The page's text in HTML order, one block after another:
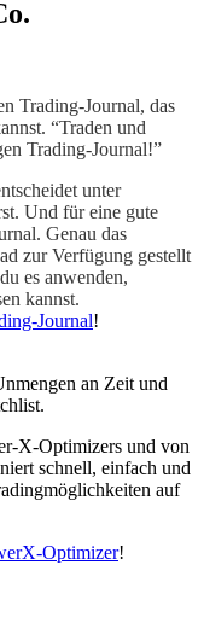
Trading-Journal, das
“Traden und
Trading-Journal!”
unter
Und für eine gute
Genau das
zur Verfügung gestellt
es anwenden,
kannst.
Journal!
an Zeit und
X-Optimizers und von
schnell, einfach und
auf
Optimizer!